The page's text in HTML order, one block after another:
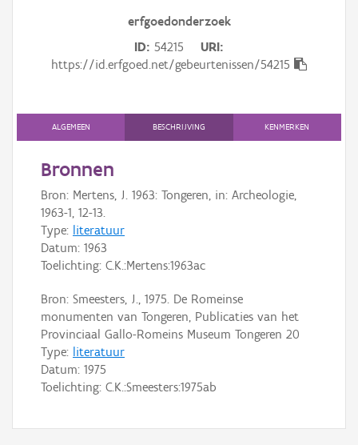
Persoon of collectief
Hergebruik
Aanmelden
erfgoedonderzoek
ID 54215
URI
https://id.erfgoed.net/gebeurtenissen/54215
ALGEMEEN BESCHRIJVING KENMERKEN
Bronnen
Bron: Mertens, J. 1963: Tongeren, in: Archeologie,
1963-1, 12-13.
Type: literatuur
Datum: 1963
Toelichting: C.K.:Mertens:1963ac
Bron: Smeesters, J., 1975. De Romeinse
monumenten van Tongeren, Publicaties van het
Provinciaal Gallo-Romeins Museum Tongeren 20
Type: literatuur
Datum: 1975
Toelichting: C.K.:Smeesters:1975ab